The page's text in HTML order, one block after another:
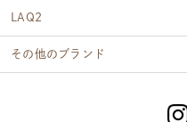
LAQ2
その他のブランド